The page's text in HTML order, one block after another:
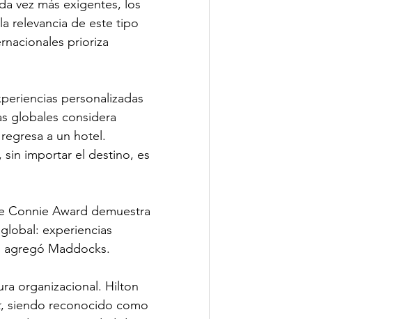
vez más exigentes, los
relevancia de este tipo
prioriza
personalizadas
globales considera
a un hotel.
sin importar el destino, es
Connie Award demuestra
experiencias
agregó Maddocks.
organizacional. Hilton
, siendo reconocido como